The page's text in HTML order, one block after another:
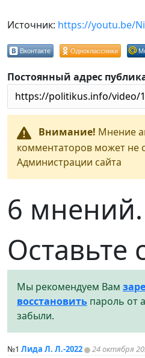
Источник: https://youtu.be/
Вконтакте Одноклассники
Постоянный адрес
Внимание! Мнение
комментаторов может не
Администрации сайта
6 мнений.
Оставьте
Мы рекомендуем Вам
восстановить пароль от
забыли.
№1 Лида Л. Л.-2022 24 октября